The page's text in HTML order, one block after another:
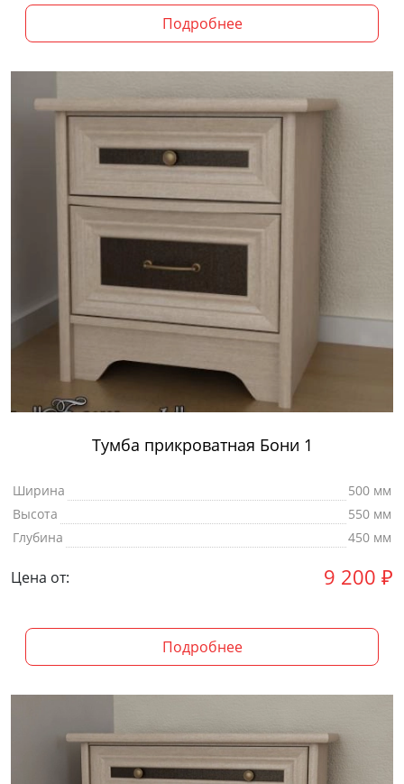
Подробнее
Тумба прикроватная Бони 1
Ширина
500 мм
Высота
550 мм
Глубина
450 мм
Цена от: 9 200 ₽
Подробнее